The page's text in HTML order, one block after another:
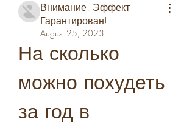
Внимание! Эффект
Гарантирован!
August 25, 2023
На сколько
можно похудеть
за год в